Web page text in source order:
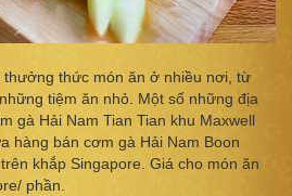
thưởng thức món ăn ở nhiều nơi, từ
tiệm ăn nhỏ. Một số những địa
gà Hải Nam Tian Tian khu Maxwell
hàng bán cơm gà Hải Nam Boon
khắp Singapore. Giá cho món ăn
phần.